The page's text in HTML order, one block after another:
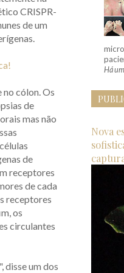
CRISPR-
de um
cólon. Os
de
mas não
de
receptores
de cada
receptores
os
circulantes
disse um dos
Há
Nova